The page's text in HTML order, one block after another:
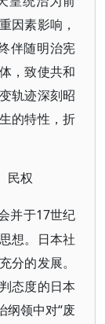
因素影响，
伴随明治宪
，致使共和
轨迹深刻昭
的特性，折
权
并于17世纪
想。日本社
分的发展。
态度的日本
纲领中对“废